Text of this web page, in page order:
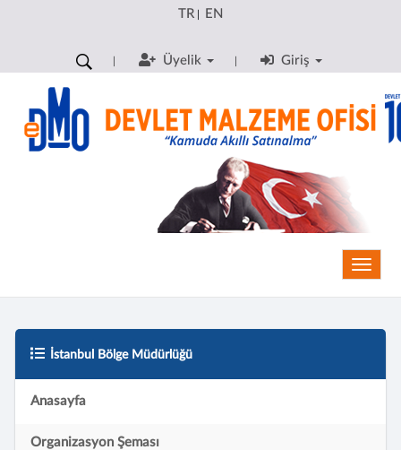
TR| EN
Üyelik Giriş
İstanbul Bölge Müdürlüğü
Anasayfa
Organizasyon Şeması